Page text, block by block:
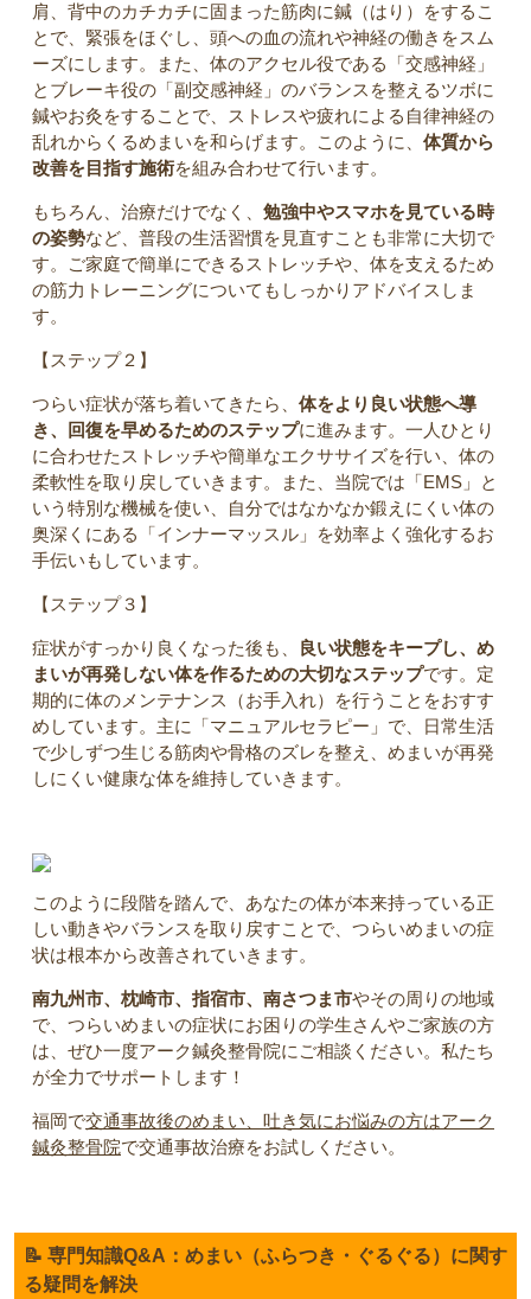
肩、背中のカチカチに固まった筋肉に鍼（はり）をするこ
とで、緊張をほぐし、頭への血の流れや神経の働きをスム
ーズにします。また、体のアクセル役である「交感神経」
とブレーキ役の「副交感神経」のバランスを整えるツボに
鍼やお灸をすることで、ストレスや疲れによる自律神経の
乱れからくるめまいを和らげます。このように、 体質から
改善を目指す施術を組み合わせて行います。
もちろん、治療だけでなく、 勉強中やスマホを見ている時
の姿勢など、普段の生活習慣を見直すことも非常に大切で
す。ご家庭で簡単にできるストレッチや、体を支えるため
の筋力トレーニングについてもしっかりアドバイスしま
す。
【ステップ２】
つらい症状が落ち着いてきたら、 体をより良い状態へ導
き、回復を早めるためのステップに進みます。一人ひとり
に合わせたストレッチや簡単なエクササイズを行い、体の
柔軟性を取り戻していきます。また、当院では「EMS」と
いう特別な機械を使い、自分ではなかなか鍛えにくい体の
奥深くにある「インナーマッスル」を効率よく強化するお
手伝いもしています。
【ステップ３】
症状がすっかり良くなった後も、
良い状態をキープし、め
まいが再発しない体を作るための大切なステップです。定
期的に体のメンテナンス（お手入れ）を行うことをおすす
めしています。主に「マニュアルセラピー」で、日常生活
で少しずつ生じる筋肉や骨格のズレを整え、めまいが再発
しにくい健康な体を維持していきます。
このように段階を踏んで、あなたの体が本来持っている正
しい動きやバランスを取り戻すことで、つらいめまいの症
状は根本から改善されていきます。
南九州市、枕崎市、指宿市、南さつま市やその周りの地域
で、つらいめまいの症状にお困りの学生さんやご家族の方
は、ぜひ一度アーク鍼灸整骨院にご相談ください。私たち
が全力でサポートします！
福岡で交通事故後のめまい、吐き気にお悩みの方はアーク
鍼灸整骨院で交通事故治療をお試しください。
📝 専門知識Q&A：めまい（ふらつき・ぐるぐる）に関す
る疑問を解決